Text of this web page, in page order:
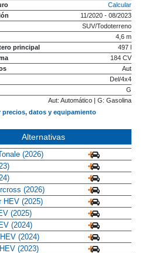
Calcular
11/2020 - 08/2023
SUV/Todoterreno
4,6 m
principal
497 l
184 CV
Aut
Del/4x4
G
Aut: Automático | G: Gasolina
precios, datos y equipamiento
Alternativas
(2026)
(2026)
HEV (2025)
(2025)
(2024)
(2024)
(2023)